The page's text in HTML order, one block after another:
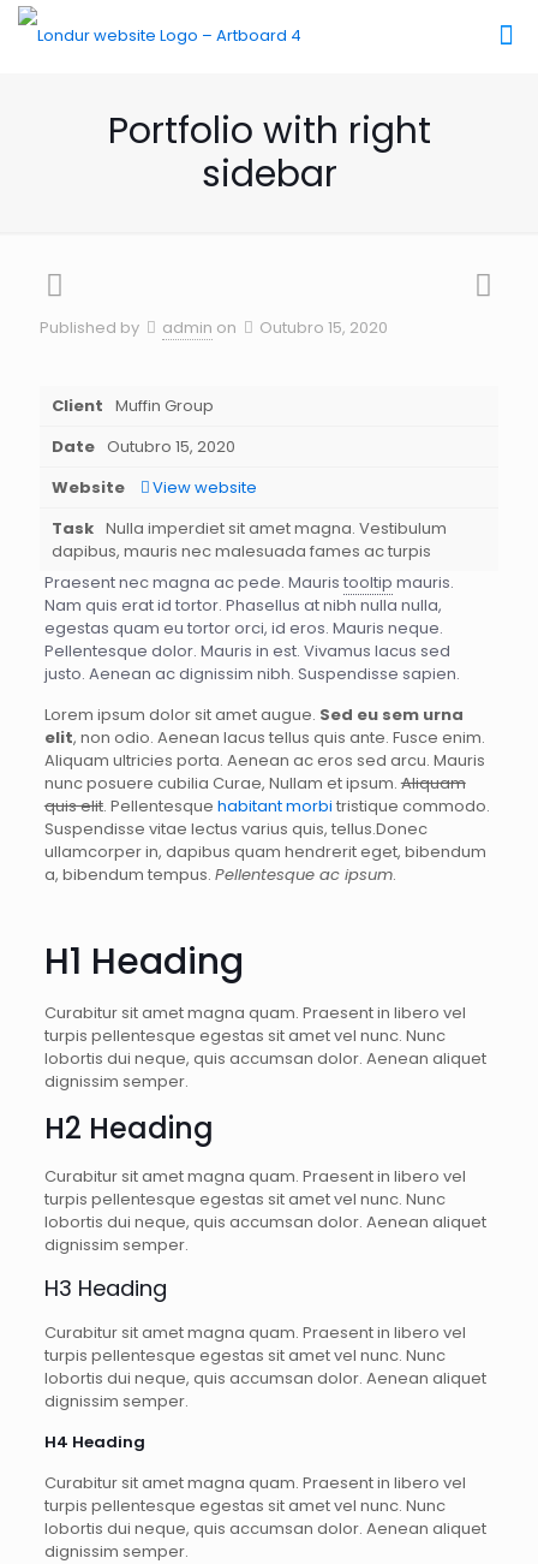
Portfolio with right
sidebar
Published by admin on Outubro 15, 2020
Client Muffin Group
Date Outubro 15, 2020
Website
View website
Task Nulla imperdiet sit amet magna. Vestibulum
dapibus, mauris nec malesuada fames ac turpis
Praesent nec magna ac pede. Mauris tooltip mauris.
Nam quis erat id tortor. Phasellus at nibh nulla nulla,
egestas quam eu tortor orci, id eros. Mauris neque.
Pellentesque dolor. Mauris in est. Vivamus lacus sed
justo. Aenean ac dignissim nibh. Suspendisse sapien.
Lorem ipsum dolor sit amet augue. Sed eu sem urna
elit, non odio. Aenean lacus tellus quis ante. Fusce enim.
Aliquam ultricies porta. Aenean ac eros sed arcu. Mauris
nunc posuere cubilia Curae, Nullam et ipsum.Aliquam
quis elit. Pellentesque habitant morbi tristique commodo.
Suspendisse vitae lectus varius quis, tellus.Donec
ullamcorper in, dapibus quam hendrerit eget, bibendum
a, bibendum tempus. Pellentesque ac ipsum.
H1 Heading
Curabitur sit amet magna quam. Praesent in libero vel
turpis pellentesque egestas sit amet vel nunc. Nunc
lobortis dui neque, quis accumsan dolor. Aenean aliquet
dignissim semper.
H2 Heading
Curabitur sit amet magna quam. Praesent in libero vel
turpis pellentesque egestas sit amet vel nunc. Nunc
lobortis dui neque, quis accumsan dolor. Aenean aliquet
dignissim semper.
H3 Heading
Curabitur sit amet magna quam. Praesent in libero vel
turpis pellentesque egestas sit amet vel nunc. Nunc
lobortis dui neque, quis accumsan dolor. Aenean aliquet
dignissim semper.
H4 Heading
Curabitur sit amet magna quam. Praesent in libero vel
turpis pellentesque egestas sit amet vel nunc. Nunc
lobortis dui neque, quis accumsan dolor. Aenean aliquet
dignissim semper.